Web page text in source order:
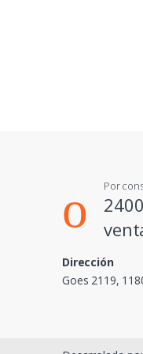
Por
Dirección
Goes 2119,